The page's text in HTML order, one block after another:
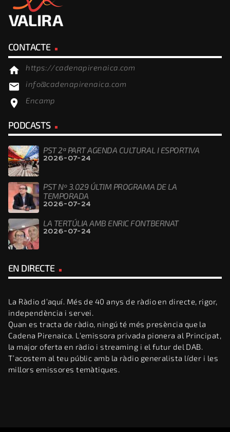
CONTACTE
home https://cadenapirenaica.com
email info@cadenapirenaica.com
location_on Encamp
PODCASTS
PST 2ª PART AGENDA CULTURAL I ESPORTIVA
2026-07-24
PST Nº 3.029 ÚLTIM PROGRAMA DE LA
TEMPORADA
2026-07-24
LA TERTÚLIA AMB ENRIC FONTBERNAT
2026-07-24
EN DIRECTE
La Ràdio d’aquí. Més de 40 anys de ràdio en directe, rigor,
independència i servei.
Quan es tracta de ràdio, ningú té més presència que la
Cadena Pirenaica. L’emissora privada pionera al Principat,
la major oferta en ràdio i streaming i el futur del DAB.
T’acostem al teu públic amb la ràdio generalista líder i les
millors emissores temàtiques.